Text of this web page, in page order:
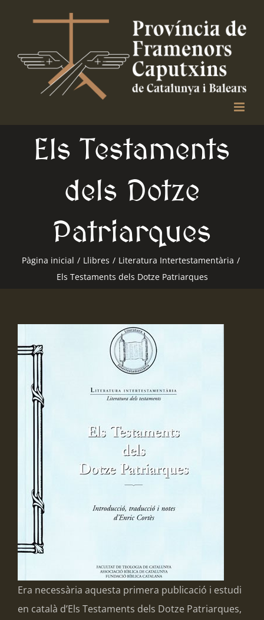
Els Testaments
dels Dotze
Patriarques
Pàgina inicial / Llibres / Literatura Intertestamentària /
Els Testaments dels Dotze Patriarques
Era necessària aquesta primera publicació i estudi
en català d’Els Testaments dels Dotze Patriarques,